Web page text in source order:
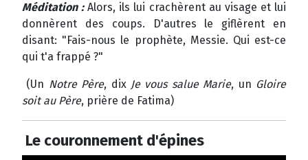
Méditation :Alors, ils lui crachèrent au visage et lui
donnèrent des coups. D'autres le giflèrent en
disant: "Fais-nous le prophète, Messie. Qui est-ce
qui t'a frappé ?"
(Un Notre Père, dix Je vous salue Marie, un Gloire
soit au Père, prière de Fatima)
Le couronnement d'épines